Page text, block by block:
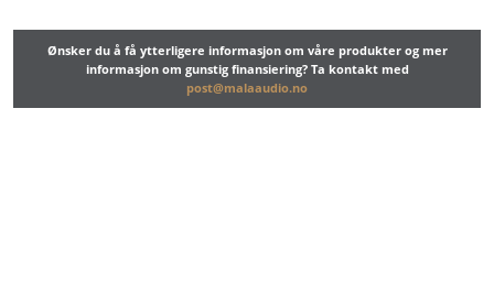
Ønsker du å få ytterligere informasjon om våre produkter og mer
informasjon om gunstig finansiering? Ta kontakt med
post@malaaudio.no